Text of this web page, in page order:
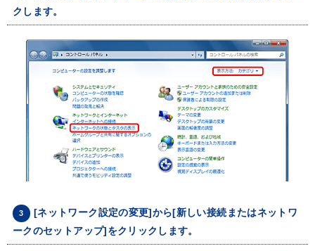
クします。
3
[ネットワーク設定の変更]から[新しい接続またはネットワ
ークのセットアップ]をクリックします。